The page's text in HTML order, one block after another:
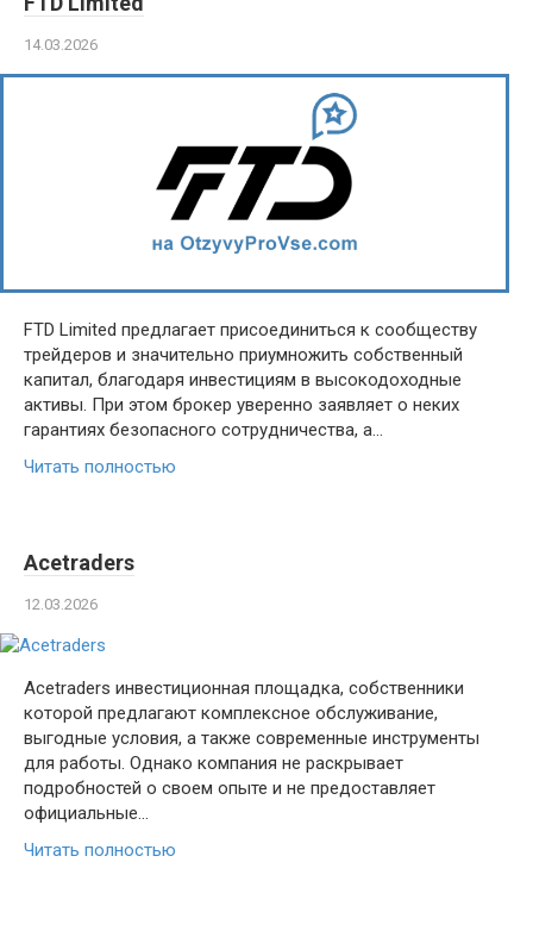
14.03.2026
FTD Limited предлагает присоединиться к сообществу
трейдеров и значительно приумножить собственный
капитал, благодаря инвестициям в высокодоходные
активы. При этом брокер уверенно заявляет о неких
гарантиях безопасного сотрудничества, а…
Читать полностью
Acetraders
12.03.2026
Acetraders инвестиционная площадка, собственники
которой предлагают комплексное обслуживание,
выгодные условия, а также современные инструменты
для работы. Однако компания не раскрывает
подробностей о своем опыте и не предоставляет
официальные…
Читать полностью